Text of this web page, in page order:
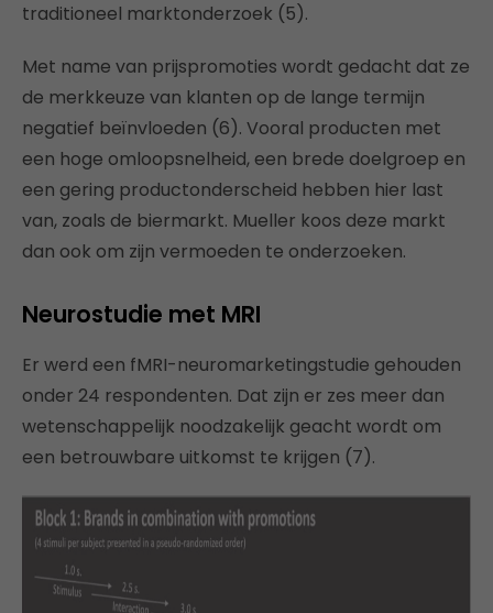
traditioneel marktonderzoek (5).
Met name van prijspromoties wordt gedacht dat ze
de merkkeuze van klanten op de lange termijn
negatief beïnvloeden (6). Vooral producten met
een hoge omloopsnelheid, een brede doelgroep en
een gering productonderscheid hebben hier last
van, zoals de biermarkt. Mueller koos deze markt
dan ook om zijn vermoeden te onderzoeken.
Neurostudie met MRI
Er werd een fMRI-neuromarketingstudie gehouden
onder 24 respondenten. Dat zijn er zes meer dan
wetenschappelijk noodzakelijk geacht wordt om
een betrouwbare uitkomst te krijgen (7).